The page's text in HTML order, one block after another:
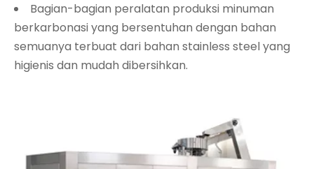
Bagian-bagian peralatan produksi minuman
berkarbonasi yang bersentuhan dengan bahan
semuanya terbuat dari bahan stainless steel yang
higienis dan mudah dibersihkan.